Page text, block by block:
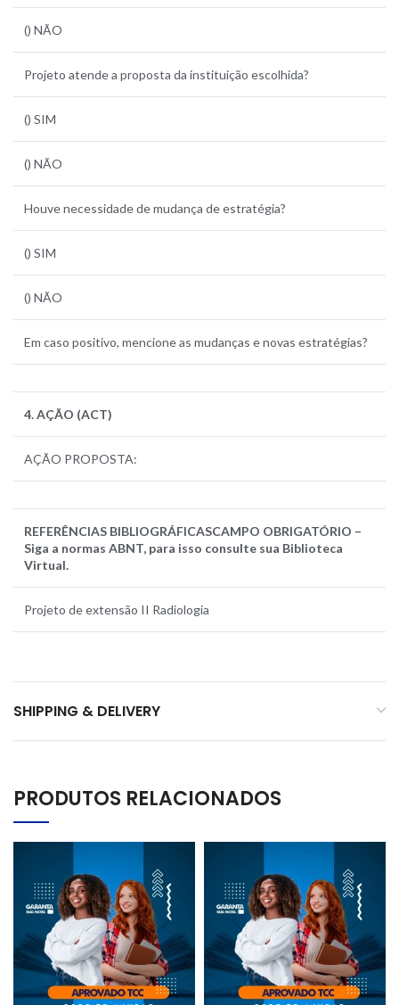
() NÃO
Projeto atende a proposta da instituição escolhida?
() SIM
() NÃO
Houve necessidade de mudança de estratégia?
() SIM
() NÃO
Em caso positivo, mencione as mudanças e novas estratégias?
4. AÇÃO (ACT)
AÇÃO PROPOSTA:
REFERÊNCIAS BIBLIOGRÁFICASCAMPO OBRIGATÓRIO –
Siga a normas ABNT, para isso consulte sua Biblioteca
Virtual.
Projeto de extensão II Radiologia
SHIPPING & DELIVERY
PRODUTOS RELACIONADOS